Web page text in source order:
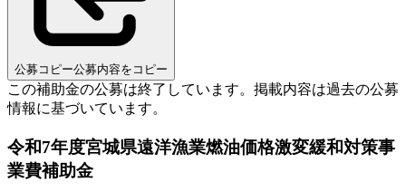
公募コピー公募内容をコピー
この補助金の公募は終了しています。 掲載内容は過去の公募
情報に基づいています。
令和7年度宮城県遠洋漁業燃油価格激変緩和対策事
業費補助金